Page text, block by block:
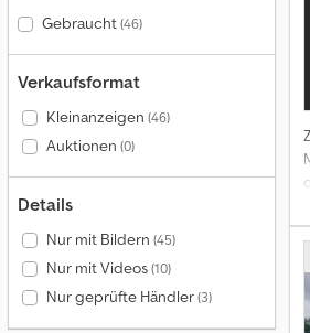
Gebraucht(46)
Verkaufsformat
Kleinanzeigen (46)
Auktionen (0)
Details
Nur mit Bildern (45)
Nur mit Videos(10)
Nur geprüfte Händler(3)